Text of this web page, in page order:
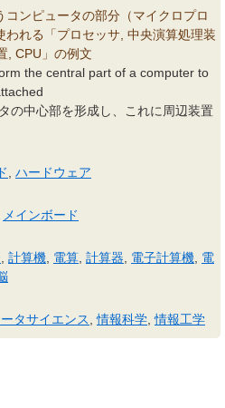
コンピュータの部分（マイクロプロ
われる「プロセッサ, 中央演算処理装
, CPU」の例文
the central part of a computer to
の中心部を形成し、これに周辺装置
ハードウェア
メインボード
計算機 電算 計算器 電子計算機 電
タサイエンス ,情報科学 ,情報工学